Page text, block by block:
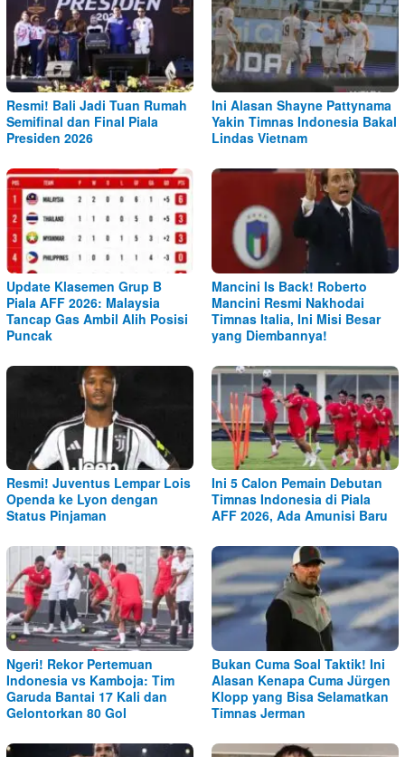
Resmi! Bali Jadi Tuan Rumah
Semifinal dan Final Piala
Presiden 2026
Ini Alasan Shayne Pattynama
Yakin Timnas Indonesia Bakal
Lindas Vietnam
Update Klasemen Grup B
Piala AFF 2026: Malaysia
Tancap Gas Ambil Alih Posisi
Puncak
Mancini Is Back! Roberto
Mancini Resmi Nakhodai
Timnas Italia, Ini Misi Besar
yang Diembannya!
Resmi! Juventus Lempar Lois
Openda ke Lyon dengan
Status Pinjaman
Ini 5 Calon Pemain Debutan
Timnas Indonesia di Piala
AFF 2026, Ada Amunisi Baru
Ngeri! Rekor Pertemuan
Indonesia vs Kamboja: Tim
Garuda Bantai 17 Kali dan
Gelontorkan 80 Gol
Bukan Cuma Soal Taktik! Ini
Alasan Kenapa Cuma Jürgen
Klopp yang Bisa Selamatkan
Timnas Jerman